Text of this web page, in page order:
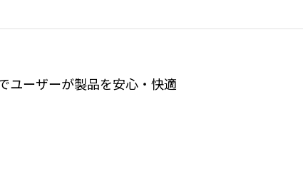
ユーザーが製品を安心・快適